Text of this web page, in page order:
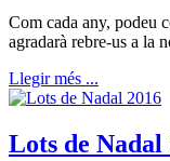
Com cada any, podeu
agradarà rebre-us a la
Llegir més ...
Lots de Nadal